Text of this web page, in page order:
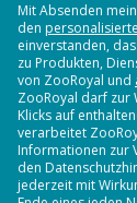
Mit Absenden
den
einverstanden,
zu Produkten,
von ZooRoyal und
ZooRoyal darf zur
Klicks auf
verarbeitet
Informationen zur
den
jederzeit mit